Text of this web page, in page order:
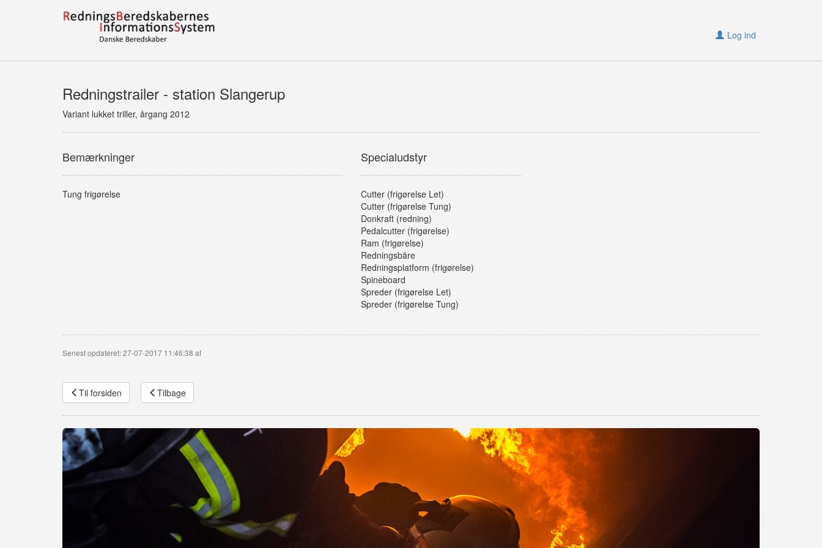
Log ind
Redningstrailer - station Slangerup
Variant lukket triller, årgang 2012
Bemærkninger
Tung frigørelse
Specialudstyr
Cutter (frigørelse Let)
Cutter (frigørelse Tung)
Donkraft (redning)
Pedalcutter (frigørelse)
Ram (frigørelse)
Redningsbåre
Redningsplatform (frigørelse)
Spineboard
Spreder (frigørelse Let)
Spreder (frigørelse Tung)
Senest opdateret: 27-07-2017 11:46:38 af
Til forsiden Tilbage